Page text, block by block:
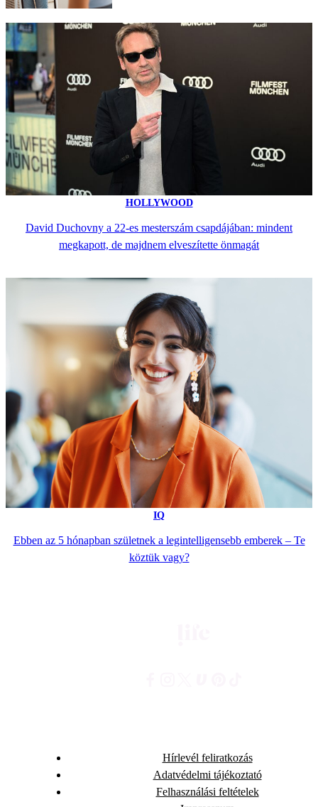
HOLLYWOOD
David Duchovny a 22-es mesterszám csapdájában: mindent
megkapott, de majdnem elveszítette önmagát
IQ
Ebben az 5 hónapban születnek a legintelligensebb emberek – Te
köztük vagy?
Hírlevél feliratkozás
Adatvédelmi tájékoztató
Felhasználási feltételek